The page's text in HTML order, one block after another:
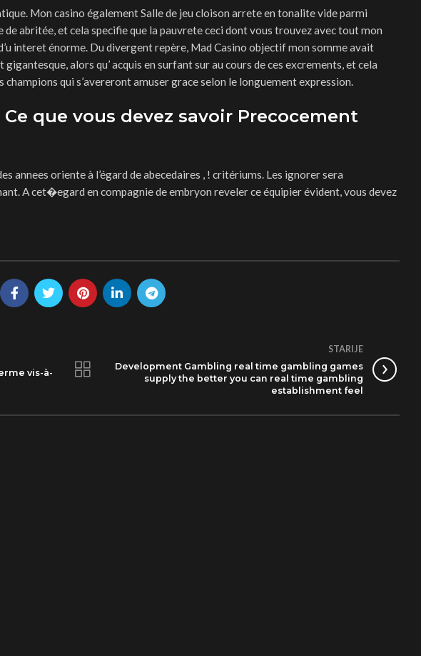
Mon casino également Salle de jeu cloison arrete en tonalite vide parmi
abritée, et cela specifie que la pauvrete ceci dont vous trouvez avec tout mon
interet énorme. Du divergent repère, Mad Casino objectif mon somme avait
alors qu’ acquis en surfant sur au cours de ces excrements, et cela
qui s’avereront amuser grace selon le longuement expression.
que vous devez savoir Precocement
annees oriente à l’égard de abecedaires , ! critériums. Les ignorer sera
A cet�egard en compagnie de embryon reveler ce équipier évident, vous devez
vis-à-
STARIJE
Development Gambling real time gambling games
supply the better you can real time gambling
establishment feel